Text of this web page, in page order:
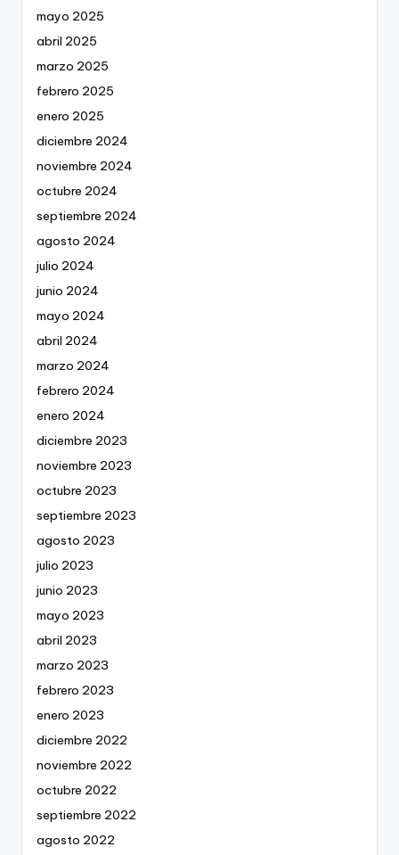
mayo 2025
abril 2025
marzo 2025
febrero 2025
enero 2025
diciembre 2024
noviembre 2024
octubre 2024
septiembre 2024
agosto 2024
julio 2024
junio 2024
mayo 2024
abril 2024
marzo 2024
febrero 2024
enero 2024
diciembre 2023
noviembre 2023
octubre 2023
septiembre 2023
agosto 2023
julio 2023
junio 2023
mayo 2023
abril 2023
marzo 2023
febrero 2023
enero 2023
diciembre 2022
noviembre 2022
octubre 2022
septiembre 2022
agosto 2022